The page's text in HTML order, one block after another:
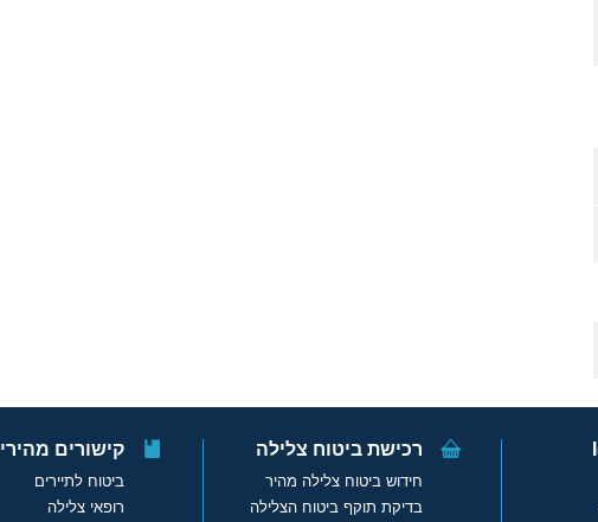
רכישת ביטוח צלילה
חידוש ביטוח צלילה מהיר
בדיקת תוקף ביטוח הצלילה
קישורים
ביטוח לתיירים
רופאי צלילה